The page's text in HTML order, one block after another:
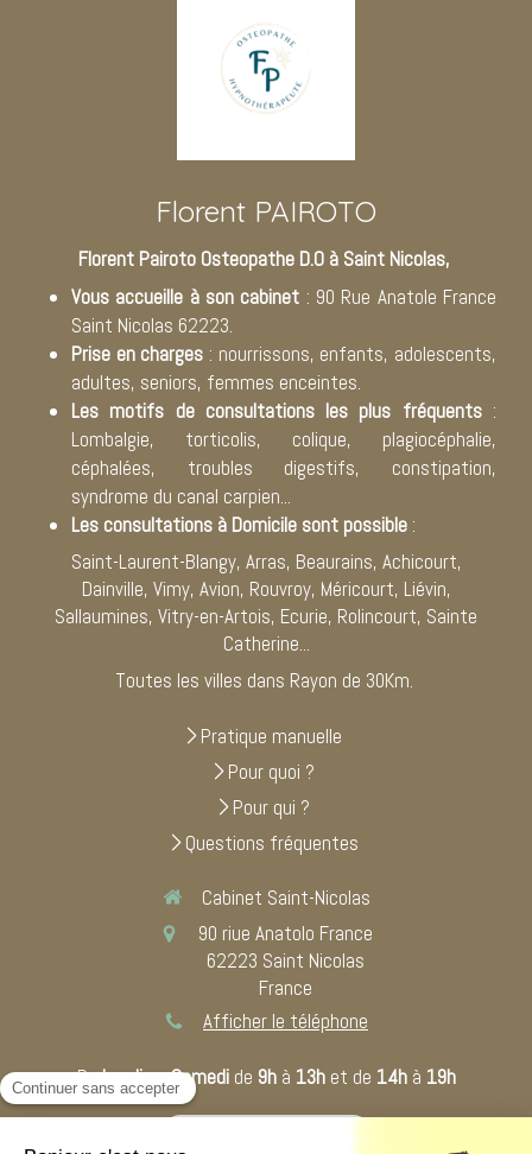
Florent PAIROTO
Florent Pairoto Osteopathe D.O à Saint Nicolas,
Vous accueille à son cabinet : 90 Rue Anatole France
Saint Nicolas 62223.
Prise en charges : nourrissons, enfants, adolescents,
adultes, seniors, femmes enceintes.
Les motifs de consultations les plus fréquents:
Lombalgie, torticolis, colique, plagiocéphalie,
céphalées, troubles digestifs, constipation,
syndrome du canal carpien...
Les consultations à Domicile sont possible :
Saint-Laurent-Blangy, Arras, Beaurains, Achicourt,
Dainville, Vimy, Avion, Rouvroy, Méricourt, Liévin,
Sallaumines, Vitry-en-Artois, Ecurie, Rolincourt, Sainte
Catherine...
Toutes les villes dans Rayon de 30Km.
Pratique manuelle
Pour quoi ?
Pour qui ?
Questions fréquentes
Cabinet Saint-Nicolas
90 riue Anatolo France
62223 Saint Nicolas
France
Afficher le téléphone
DuLundiauSamedide 9hà 13het de 14hà 19h